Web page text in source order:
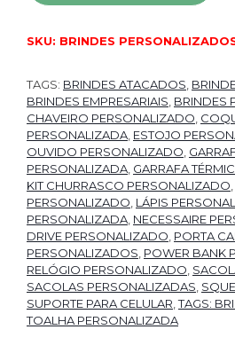
SKU: BRINDES
TAGS: BRINDES ATACADOS
BRINDES EMPRESARIAIS BRINDES
CHAVEIRO PERSONALIZADO
PERSONALIZADA ESTOJO
OUVIDO PERSONALIZADO
PERSONALIZADA GARRAFA
KIT CHURRASCO PERSONALIZADO
PERSONALIZADO LÁPIS
PERSONALIZADA NECESSAIRE
DRIVE PERSONALIZADO PORTA
PERSONALIZADOS POWER BANK
RELÓGIO PERSONALIZADO
SACOLAS PERSONALIZADAS
SUPORTE PARA CELULAR ,TAGS:
TOALHA PERSONALIZADA